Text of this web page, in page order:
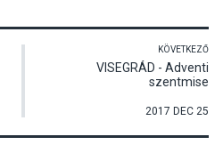
KÖVETKEZŐ
VISEGRÁD - Adventi
szentmise
2017 DEC 25